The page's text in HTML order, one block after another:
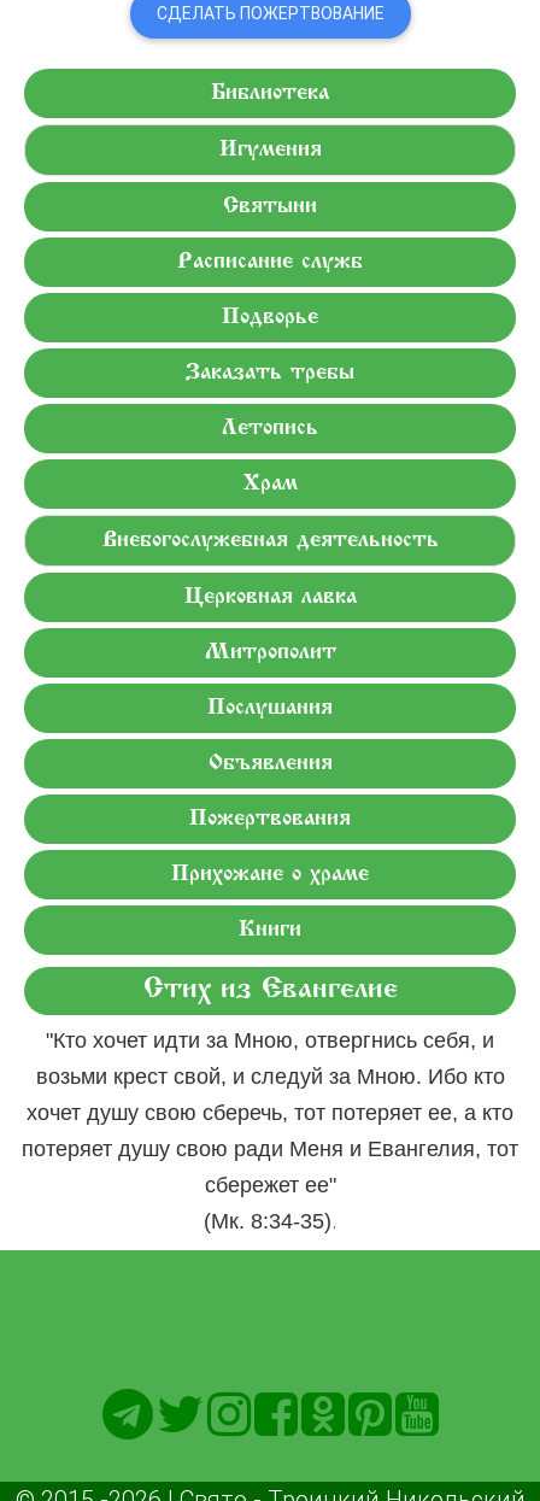
СДЕЛАТЬ ПОЖЕРТВОВАНИЕ
Библиотека
Игумения
Святыни
Расписание служб
Подворье
Заказать требы
Летопись
Храм
Внебогослужебная деятельность
Церковная лавка
Митрополит
Послушания
Объявления
Пожертвования
Прихожане о храме
Книги
Стих из Евангелие
"Кто хочет идти за Мною, отвергнись себя, и
возьми крест свой, и следуй за Мною. Ибо кто
хочет душу свою сберечь, тот потеряет ее, а кто
потеряет душу свою ради Меня и Евангелия, тот
сбережет ее"
(Мк. 8:34-35).